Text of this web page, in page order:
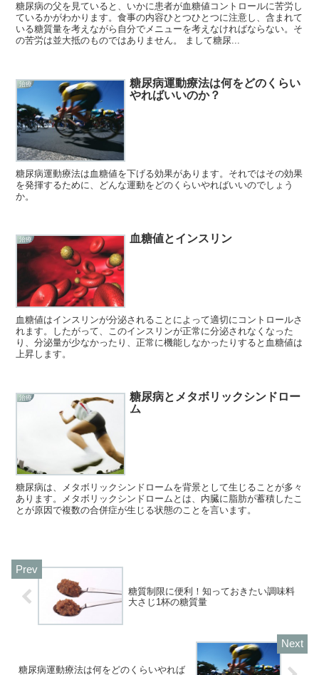
糖尿病の父を見ていると、いかに患者が血糖値コントロールに苦労し
ているかがわかります。食事の内容ひとつひとつに注意し、含まれて
いる糖質量を考えながら自分でメニューを考えなければならない。そ
の苦労は並大抵のものではありません。 まして糖尿...
治療
糖尿病運動療法は何をどのくらい
やればいいのか？
糖尿病運動療法は血糖値を下げる効果があります。それではその効果
を発揮するために、どんな運動をどのくらいやればいいのでしょう
か。
治療 血糖値とインスリン
血糖値はインスリンが分泌されることによって適切にコントロールさ
れます。したがって、このインスリンが正常に分泌されなくなった
り、分泌量が少なかったり、正常に機能しなかったりすると血糖値は
上昇します。
治療
糖尿病とメタボリックシンドロー
ム
糖尿病は、メタボリックシンドロームを背景として生じることが多々
あります。メタボリックシンドロームとは、内臓に脂肪が蓄積したこ
とが原因で複数の合併症が生じる状態のことを言います。
糖質制限に便利！知っておきたい調味料
大さじ1杯の糖質量
糖尿病運動療法は何をどのくらいやれば